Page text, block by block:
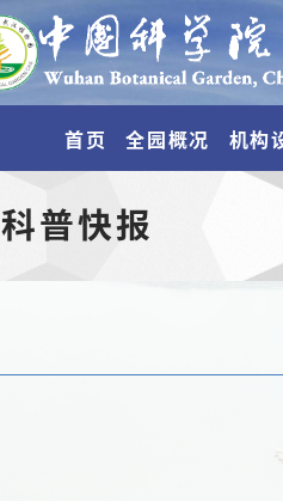
首页 全园概况 机构
科普快报